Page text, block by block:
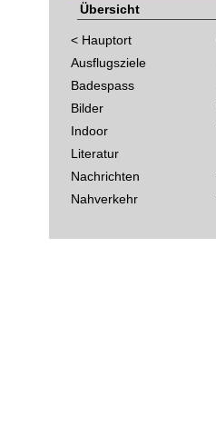
Übersicht
< Hauptort
Ausflugsziele
Badespass
Bilder
Indoor
Literatur
Nachrichten
Nahverkehr